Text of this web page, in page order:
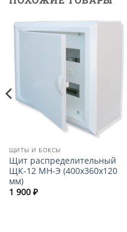
ЩИТЫ И БОКСЫ
Щит распределительный
ЩК-12 МН-Э (400х360х120
мм)
1 900 ₽